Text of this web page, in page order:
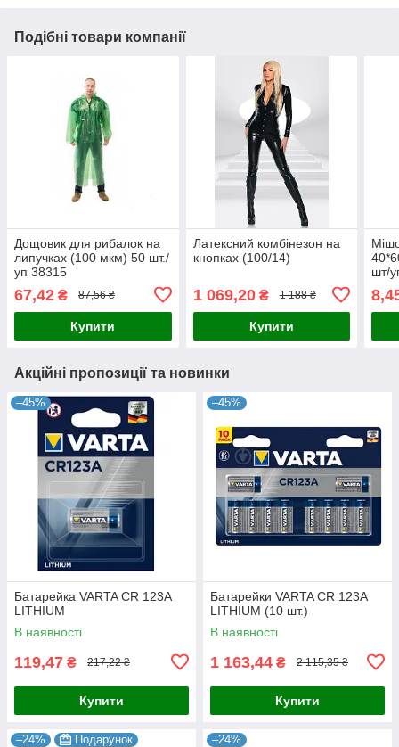
Подібні товари компанії
Дощовик для рибалок на
липучках (100 мкм) 50 шт./
уп 38315
67,42 ₴ 87,56 ₴
Купити
Латексний комбінезон на
кнопках (100/14)
1 069,20₴ 1 188 ₴
Купити
шт/
Акційні пропозиції та новинки
–45%
Батарейка VARTA CR 123A
LITHIUM
В наявності
119,47 ₴ 217,22 ₴
Купити
–45%
Батарейки VARTA CR 123A
LITHIUM (10 шт.)
В наявності
1 163,44 ₴ 2 115,35 ₴
Купити
–24% Подарунок –24%